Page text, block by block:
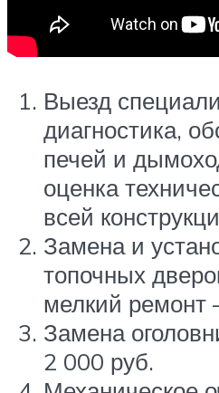
Выезд
диагностика,
печей и
оценка
всей
Замена и
топочных
мелкий ремонт
Замена
2 000 руб.